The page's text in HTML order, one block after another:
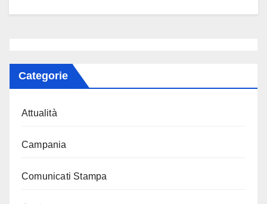
Categorie
Attualità
Campania
Comunicati Stampa